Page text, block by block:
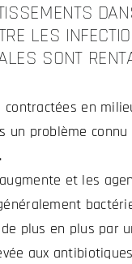
LES
SONT
contractées en
un problème connu
et les
plus en plus par
aux